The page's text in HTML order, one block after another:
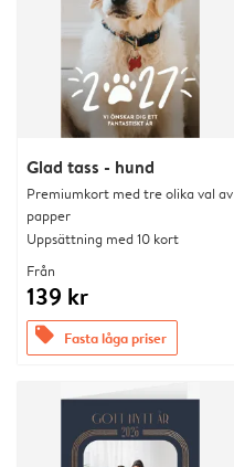
Glad tass - hund
Premiumkort med tre olika val av
papper
Uppsättning med 10 kort
Från
139 kr
offers Fasta låga priser